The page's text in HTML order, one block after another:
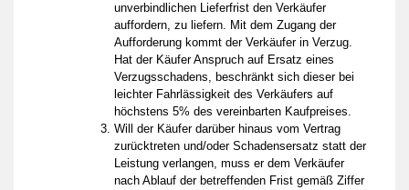
unverbindlichen Lieferfrist den Verkäufer
auffordern, zu liefern. Mit dem Zugang der
Aufforderung kommt der Verkäufer in Verzug.
Hat der Käufer Anspruch auf Ersatz eines
Verzugsschadens, beschränkt sich dieser bei
leichter Fahrlässigkeit des Verkäufers auf
höchstens 5% des vereinbarten Kaufpreises.
Will der Käufer darüber hinaus vom Vertrag
zurücktreten und/oder Schadensersatz statt der
Leistung verlangen, muss er dem Verkäufer
nach Ablauf der betreffenden Frist gemäß Ziffer